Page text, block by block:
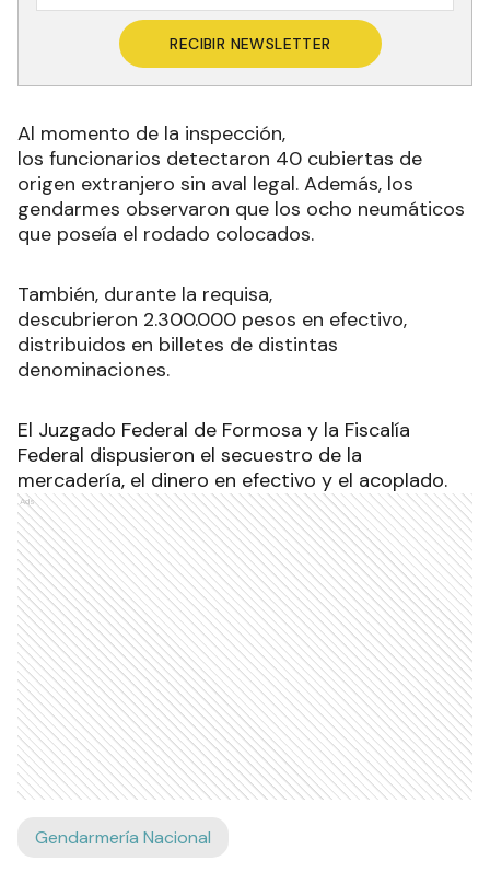
RECIBIR NEWSLETTER
Al momento de la inspección,
los funcionarios detectaron 40 cubiertas de
origen extranjero sin aval legal. Además, los
gendarmes observaron que los ocho neumáticos
que poseía el rodado colocados.
También, durante la requisa,
descubrieron 2.300.000 pesos en efectivo,
distribuidos en billetes de distintas
denominaciones.
El Juzgado Federal de Formosa y la Fiscalía
Federal dispusieron el secuestro de la
mercadería, el dinero en efectivo y el acoplado.
Ads
Gendarmería Nacional